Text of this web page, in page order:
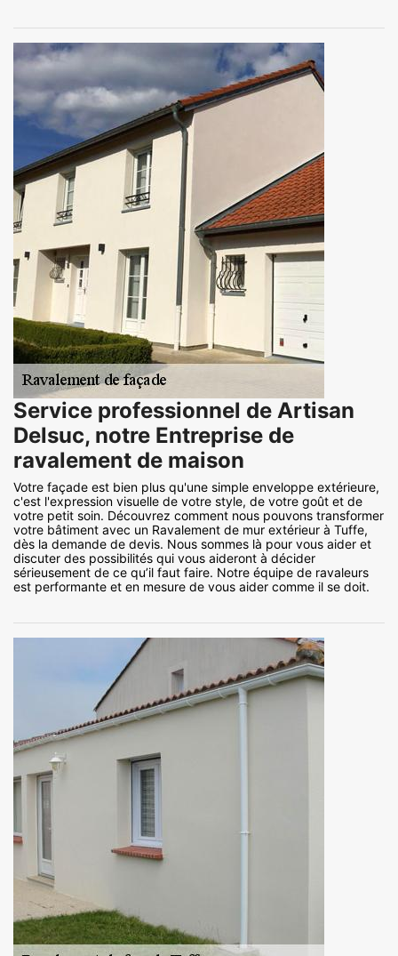
Service professionnel de Artisan
Delsuc, notre Entreprise de
ravalement de maison
Votre façade est bien plus qu'une simple enveloppe extérieure,
c'est l'expression visuelle de votre style, de votre goût et de
votre petit soin. Découvrez comment nous pouvons transformer
votre bâtiment avec un Ravalement de mur extérieur à Tuffe,
dès la demande de devis. Nous sommes là pour vous aider et
discuter des possibilités qui vous aideront à décider
sérieusement de ce qu’il faut faire. Notre équipe de ravaleurs
est performante et en mesure de vous aider comme il se doit.